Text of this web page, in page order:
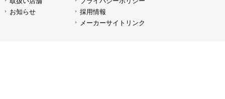
お知らせ
採用情報
メーカーサイトリンク